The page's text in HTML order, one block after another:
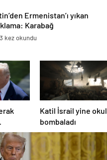
Ermenistan’ı yıkan
Karabağ
ayrılmaz bir
kez okundu
sağlık
Katil İsrail yine okul
bombaladı